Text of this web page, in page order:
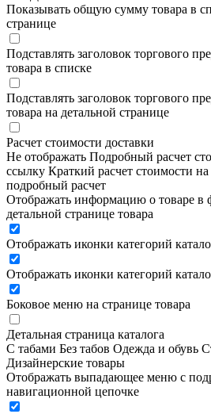
Показывать общую сумму товара в
странице
Подставлять заголовок торгового
товара в списке
Подставлять заголовок торгового
товара на детальной странице
Расчет стоимости доставки
Не отображать Подробный расчет
ссылку Краткий расчет стоимости
подробный расчет
Отображать информацию о товаре в
детальной странице товара
Отображать иконки категорий
Отображать иконки категорий
Боковое меню на странице товара
Детальная страница каталога
С табами Без табов Одежда и обувь
Дизайнерские товары
Отображать выпадающее меню с
навигационной цепочке